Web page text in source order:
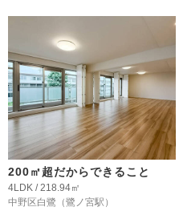
200㎡超だからできること
4LDK / 218.94㎡
中野区白鷺 （鷺ノ宮駅）